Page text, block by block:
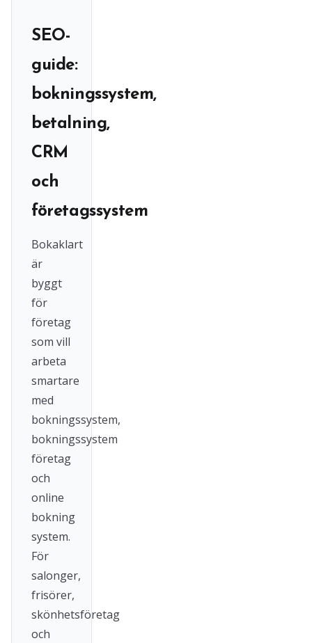
SEO-
guide:
bokningssystem,
betalning,
CRM
och
företagssystem
Bokaklart
är
byggt
för
företag
som vill
arbeta
smartare
med
bokningssystem,
bokningssystem
företag
och
online
bokning
system.
För
salonger,
frisörer,
skönhetsföretag
och